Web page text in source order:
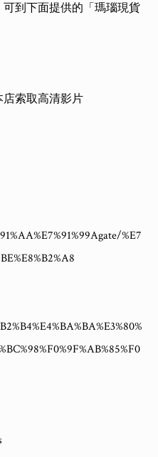
到下面提供的「瑪瑙現貨
索取高清影片
%E7